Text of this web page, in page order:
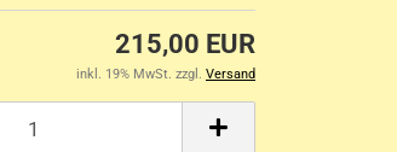
215,00 EUR
inkl. 19% MwSt. zzgl. Versand